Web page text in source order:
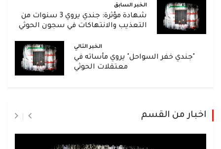
الخبر السابق
شهادة مؤثرة: جندي يروي 3 سنوات من
التعذيب والانتهاكات في سجون الحوثي
الخبر التالي
"جندي خفر السواحل" يروي مأساته في
معتقلات الحوثي
اخبار من القسم